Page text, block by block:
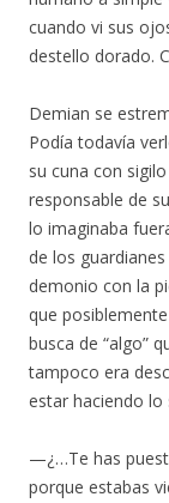
cuando vi sus
destello dorado.
Demian se
Podía todavía
su cuna con
responsable de
lo imaginaba
de los
demonio con la
que
busca de “algo”
tampoco era
estar haciendo lo
—¿…Te has
porque estabas